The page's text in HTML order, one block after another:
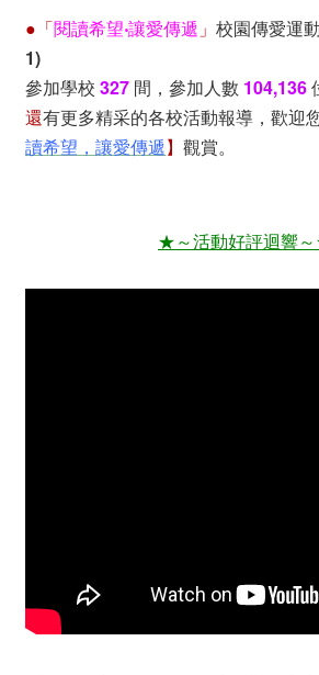
●「閱讀希望‧讓愛傳遞 」校園傳愛運
1)
參加學校327 間，參加人數 104,136
還有更多精采的各校活動報導，歡迎
讀希望，讓愛傳遞】觀賞。
★～活動好評迴響